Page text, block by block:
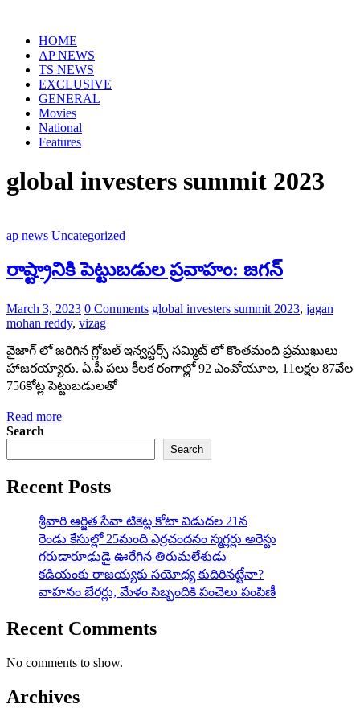
contentHOME
AP NEWS
TS NEWS
EXCLUSIVE
GENERAL
Movies
National
Features
global investers summit 2023
ap news Uncategorized
రాష్ట్రానికి పెట్టుబడుల ప్రవాహం: జగన్
March 3, 2023 0 Comments global investers summit 2023, jagan
mohan reddy, vizag
వైజాగ్ లో జరిగిన గ్లోబల్ ఇన్వస్టర్స్ సమ్మిట్ లో కొంతమంది ప్రముఖులు
హాజరయ్యారు. ఏ.పీ పలు కీలక రంగాల్లో 92 ఎంవోయూల, 11లక్షల 87వేల
756కోట్ల పెట్టుబడులతో
Read more
Search
Search
Recent Posts
శ్రీవారి ఆర్జిత సేవా టికెట్ల కోటా విడుదల 21న
రెండు కేసుల్లో 25మంది ఎర్రచందనం స్మగ్లర్లు అరెస్టు
గరుడారూఢుడై ఊరేగిన తిరుమలేశుడు
కడియంకు రాజయ్యకు సయోధ్య కుదిరినట్టేనా?
వాహ‌నం బేర‌ర్లు, మేళం సిబ్బందికి పంచెలు పంపిణీ
Recent Comments
No comments to show.
Archives